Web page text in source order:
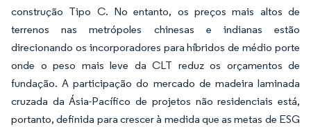
construção Tipo C. No entanto, os preços mais altos de
terrenos nas metrópoles chinesas e indianas estão
direcionando os incorporadores para híbridos de médio porte
onde o peso mais leve da CLT reduz os orçamentos de
fundação. A participação do mercado de madeira laminada
cruzada da Ásia-Pacífico de projetos não residenciais está,
portanto, definida para crescer à medida que as metas de ESG